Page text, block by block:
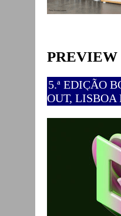
PREVIEW
5.ª EDIÇÃO
OUT,